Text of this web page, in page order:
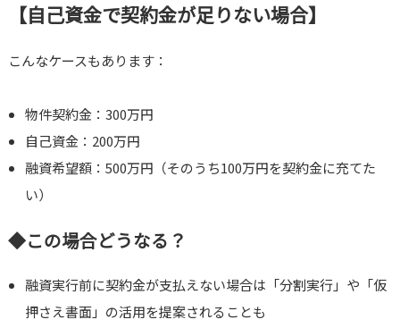
【自己資金で契約金が足りない場合】
こんなケースもあります：
物件契約金：300万円
自己資金：200万円
融資希望額：500万円（そのうち100万円を契約金に充てた
い）
◆この場合どうなる？
融資実行前に契約金が支払えない場合は「分割実行」や「仮
押さえ書面」の活用を提案されることも